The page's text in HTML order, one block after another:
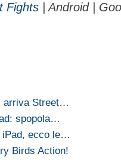
Fights | Android |
arriva Street…
spopola…
iPad, ecco le…
Birds Action!